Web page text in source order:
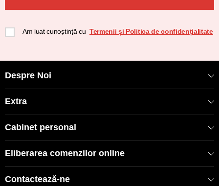
Am luat cunoștință cu Termenii și Politica de confidențialitate
Despre Noi
Extra
Cabinet personal
Eliberarea comenzilor online
Contactează-ne